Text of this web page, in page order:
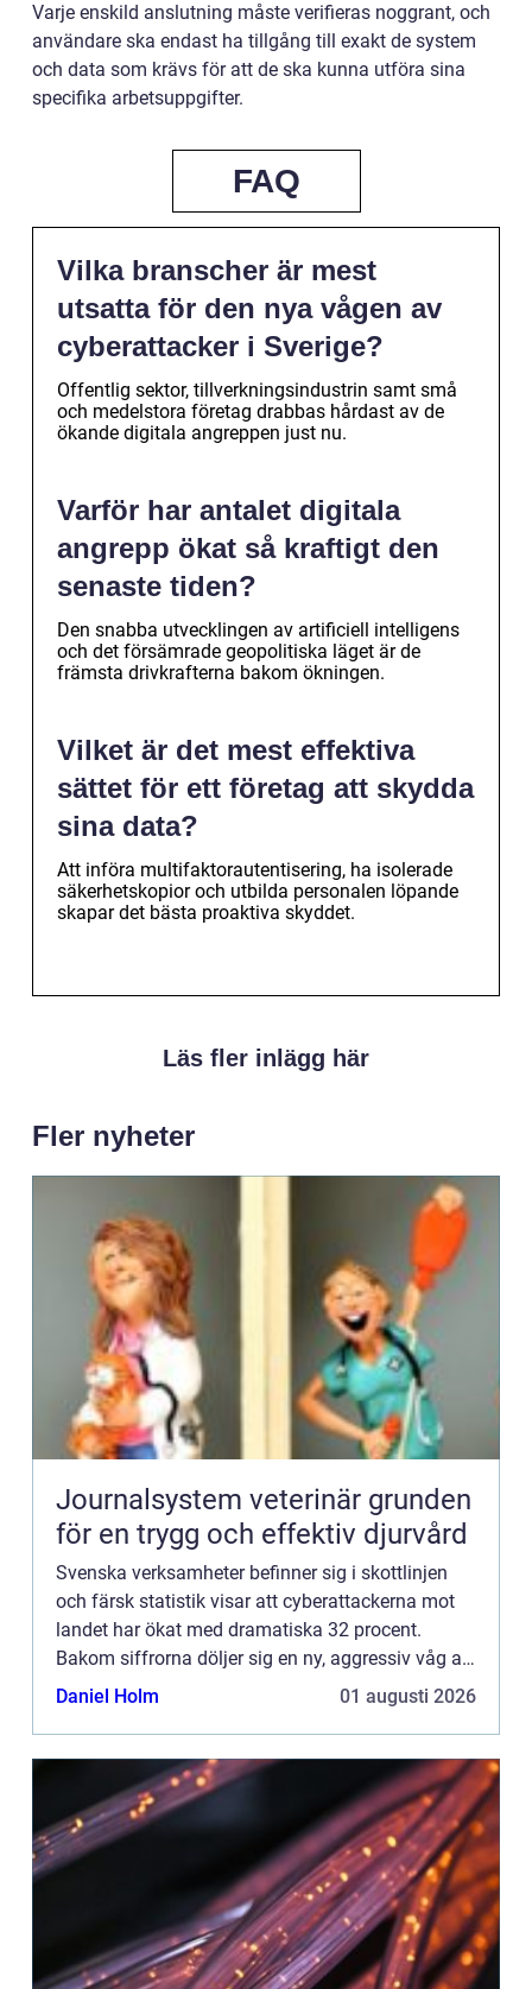
Varje enskild anslutning måste verifieras noggrant, och
användare ska endast ha tillgång till exakt de system
och data som krävs för att de ska kunna utföra sina
specifika arbetsuppgifter.
FAQ
Vilka branscher är mest
utsatta för den nya vågen av
cyberattacker i Sverige?
Offentlig sektor, tillverkningsindustrin samt små
och medelstora företag drabbas hårdast av de
ökande digitala angreppen just nu.
Varför har antalet digitala
angrepp ökat så kraftigt den
senaste tiden?
Den snabba utvecklingen av artificiell intelligens
och det försämrade geopolitiska läget är de
främsta drivkrafterna bakom ökningen.
Vilket är det mest effektiva
sättet för ett företag att skydda
sina data?
Att införa multifaktorautentisering, ha isolerade
säkerhetskopior och utbilda personalen löpande
skapar det bästa proaktiva skyddet.
Läs fler inlägg här
Fler nyheter
Journalsystem veterinär grunden
för en trygg och effektiv djurvård
Svenska verksamheter befinner sig i skottlinjen
och färsk statistik visar att cyberattackerna mot
landet har ökat med dramatiska 32 procent.
Bakom siffrorna döljer sig en ny, aggressiv våg av
digital brottslighet där sofisti...
Daniel Holm 01 augusti 2026